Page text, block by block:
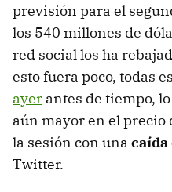
previsión para el
los 540 millones de
red social los ha
esto fuera poco, todas
ayer antes de tiempo,
aún mayor en el precio
la sesión con una caída
Twitter.